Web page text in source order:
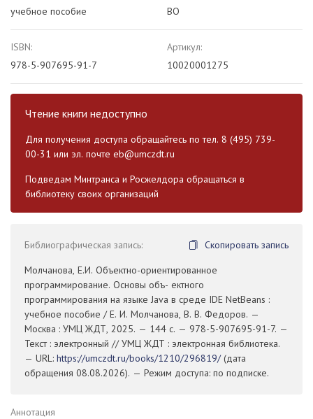
учебное пособие
ВО
ISBN:
978-5-907695-91-7
Артикул:
10020001275
Чтение книги недоступно
Для получения доступа обращайтесь по тел. 8 (495) 739-
00-31 или эл. почте eb@umczdt.ru
Подведам Минтранса и Росжелдора обращаться в
библиотеку своих организаций
Библиографическая запись:
Скопировать запись
Молчанова, Е.И. Объектно-ориентированное
программирование. Основы объ- ектного
программирования на языке Java в среде IDE NetBeans :
учебное пособие / Е. И. Молчанова, В. В. Федоров. —
Москва : УМЦ ЖДТ, 2025. — 144 с. — 978-5-907695-91-7. —
Текст : электронный // УМЦ ЖДТ : электронная библиотека.
— URL: https://umczdt.ru/books/1210/296819/(дата
обращения 08.08.2026). — Режим доступа: по подписке.
Аннотация